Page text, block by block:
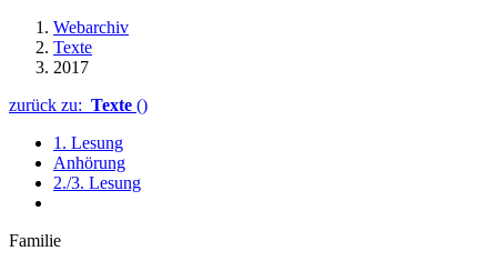
Webarchiv
Texte
2017
zurück zu: Texte ()
1. Lesung
Anhörung
2./3. Lesung
Familie